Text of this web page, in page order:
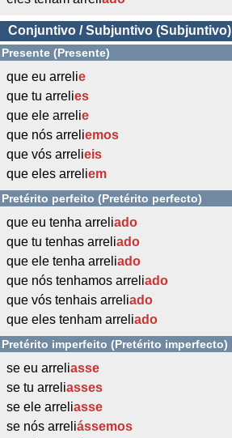
Conjuntivo / Subjuntivo (Subjuntivo)
Presente (Presente)
que eu arrelie
que tu arrelies
que ele arrelie
que nós arreliemos
que vós arrelieis
que eles arreliem
Pretérito perfeito (Pretérito perfecto)
que eu tenha arreliado
que tu tenhas arreliado
que ele tenha arreliado
que nós tenhamos arreliado
que vós tenhais arreliado
que eles tenham arreliado
Pretérito imperfeito (Pretérito imperfecto)
se eu arreliasse
se tu arreliasses
se ele arreliasse
se nós arreliássemos